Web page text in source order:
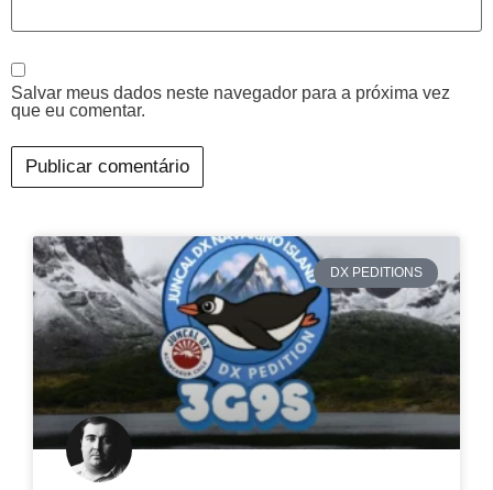
Salvar meus dados neste navegador para a próxima vez
que eu comentar.
DX PEDITIONS